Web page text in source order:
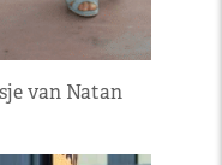
van Natan